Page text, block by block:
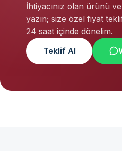
İhtiyacınız olan ürünü
yazın; size özel fiyat
24 saat içinde dönelim.
Teklif Al